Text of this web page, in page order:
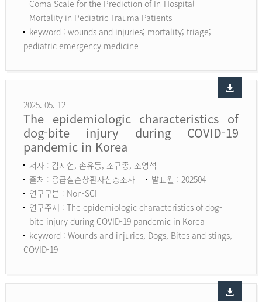
Coma Scale for the Prediction of In-Hospital
Mortality in Pediatric Trauma Patients
keyword : wounds and injuries; mortality; triage;
pediatric emergency medicine
2025. 05. 12
The epidemiologic characteristics of
dog-bite injury during COVID-19
pandemic in Korea
저자 : 김지헌, 손유동, 조규종, 조영석
출처 : 응급실손상환자심층조사
발표월 : 202504
연구구분 : Non-SCI
연구주제 : The epidemiologic characteristics of dog-
bite injury during COVID-19 pandemic in Korea
keyword : Wounds and injuries, Dogs, Bites and stings,
COVID-19